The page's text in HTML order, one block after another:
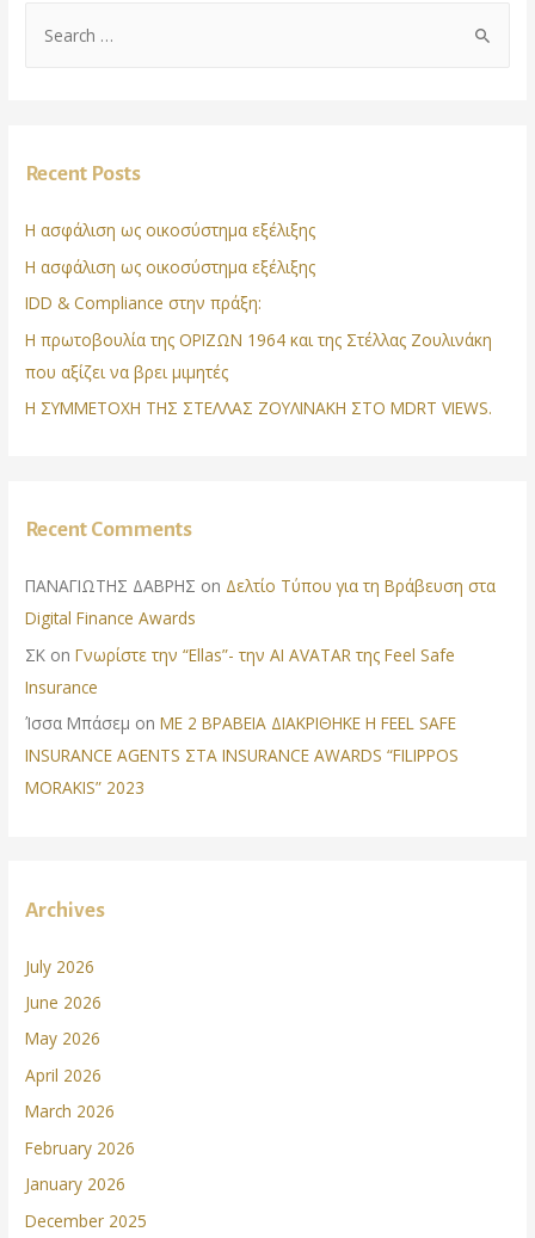
Recent Posts
Η ασφάλιση ως οικοσύστημα εξέλιξης
Η ασφάλιση ως οικοσύστημα εξέλιξης
IDD & Compliance στην πράξη:
Η πρωτοβουλία της ΟΡΙΖΩΝ 1964 και της Στέλλας Ζουλινάκη
που αξίζει να βρει μιμητές
Η ΣΥΜΜΕΤΟΧΗ ΤΗΣ ΣΤΕΛΛΑΣ ΖΟΥΛΙΝΑΚΗ ΣΤΟ MDRT VIEWS.
Recent Comments
ΠΑΝΑΓΙΩΤΗΣ ΔΑΒΡΗΣ on Δελτίο Τύπου για τη Βράβευση στα
Digital Finance Awards
ΣΚ onΓνωρίστε την “Ellas”- την AI AVATAR της Feel Safe
Insurance
Ίσσα Μπάσεμ onΜΕ 2 ΒΡΑΒΕΙΑ ΔΙΑΚΡΙΘΗΚΕ Η FEEL SAFE
INSURANCE AGENTS ΣΤΑ INSURANCE AWARDS “FILIPPOS
MORAKIS” 2023
Archives
July 2026
June 2026
May 2026
April 2026
March 2026
February 2026
January 2026
December 2025